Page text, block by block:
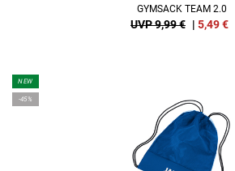
GYMSACK TEAM 2.0
UVP 9,99 € | 5,49€
NEW
-45%